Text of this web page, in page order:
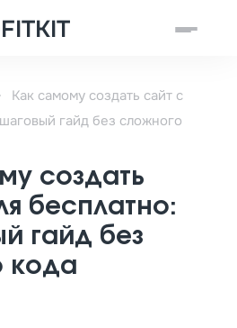
Как самому создать сайт с
гайд без сложного
создать
бесплатно:
гайд без
кода